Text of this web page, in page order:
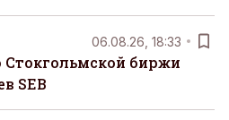
06.08.26, 18:33
биржи
SEB